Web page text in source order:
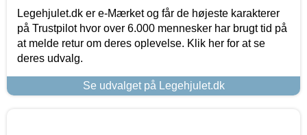
Legehjulet.dk er e-Mærket og får de højeste karakterer
på Trustpilot hvor over 6.000 mennesker har brugt tid på
at melde retur om deres oplevelse. Klik her for at se
deres udvalg.
Se udvalget på Legehjulet.dk